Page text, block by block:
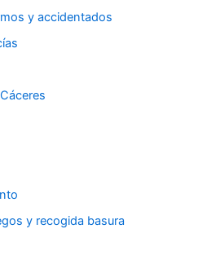
y accidentados
y recogida basura